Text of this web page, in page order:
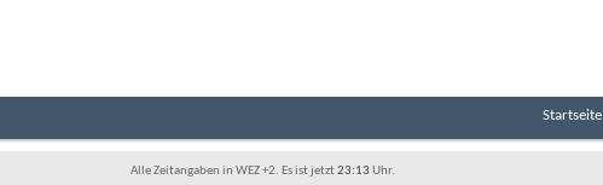
Startseite
Alle Zeitangaben in WEZ +2. Es ist jetzt23:13 Uhr.